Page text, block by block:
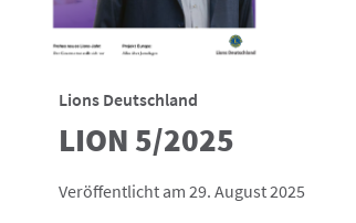
Lions Deutschland
LION 5/2025
Veröffentlicht am 29. August 2025